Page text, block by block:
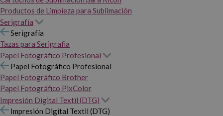
Productos de Limpieza para Sublimación
Serigrafía
Serigrafía
Tazas para Serigrafia
Papel Fotográfico Profesional
Papel Fotográfico Profesional
Papel Fotográfico Brother
Papel Fotográfico PixColor
Impresión Digital Textil (DTG)
Impresión Digital Textil (DTG)